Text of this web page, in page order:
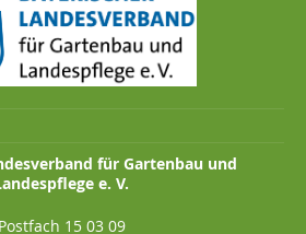
für Gartenbau und
e. V.
Postfach 15 03 09